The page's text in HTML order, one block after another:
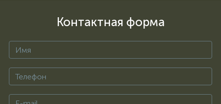
Контактная форма